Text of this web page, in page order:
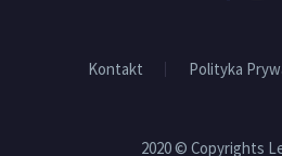
Kontakt Polityka
2020 © Copyrights